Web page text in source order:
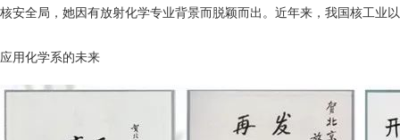
核安全局，她因有放射化学专业背景而脱颖而出。近年来，我国核工业
应用化学系的未来